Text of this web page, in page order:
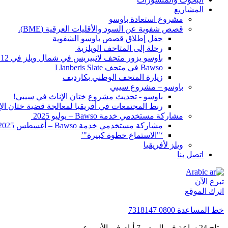
المشاريع
مشروع استعادة باوسو
قصص شفوية عن السود والأقليات العرقية (BME).
حفل إطلاق قصص باوسو الشفوية
رحلة إلى المتاحف الويلزية
باوسو يزور متحف لانبيريس في شمال ويلز في 12 أبريل 2024
Bawso في متحف Llanberis Slate
زيارة المتحف الوطني بكارديف
باوسو – مشروع سيبي
باوسو - تحديث مشروع ختان الإناث في سيبي!
ربط المجتمعات في أفريقيا لمعالجة قضية ختان
مشاركة مستخدمي خدمة Bawso – يوليو 2025
مشاركة مستخدمي خدمة Bawso – أغسطس 2025
‘"الاستماع خطوة كبيرة"’
ويلز لأفريقيا
اتصل بنا
تبرع الآن
اترك الموقع
خط المساعدة